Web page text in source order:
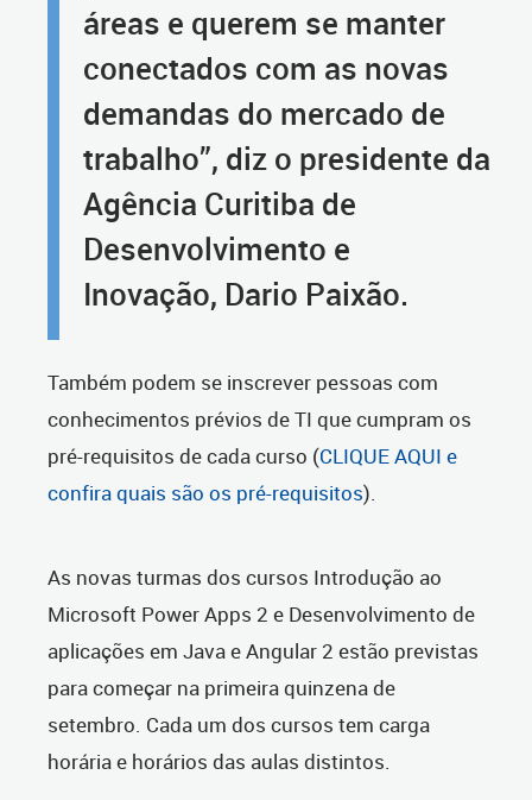
áreas e querem se manter
conectados com as novas
demandas do mercado de
trabalho”, diz o presidente da
Agência Curitiba de
Desenvolvimento e
Inovação, Dario Paixão.
Também podem se inscrever pessoas com
conhecimentos prévios de TI que cumpram os
pré-requisitos de cada curso (CLIQUE AQUI e
confira quais são os pré-requisitos).
As novas turmas dos cursos Introdução ao
Microsoft Power Apps 2 e Desenvolvimento de
aplicações em Java e Angular 2 estão previstas
para começar na primeira quinzena de
setembro. Cada um dos cursos tem carga
horária e horários das aulas distintos.